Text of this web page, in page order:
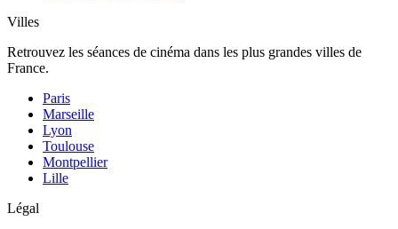
Villes
Retrouvez les séances de cinéma dans les plus grandes villes de
France.
Paris
Marseille
Lyon
Toulouse
Montpellier
Lille
Légal